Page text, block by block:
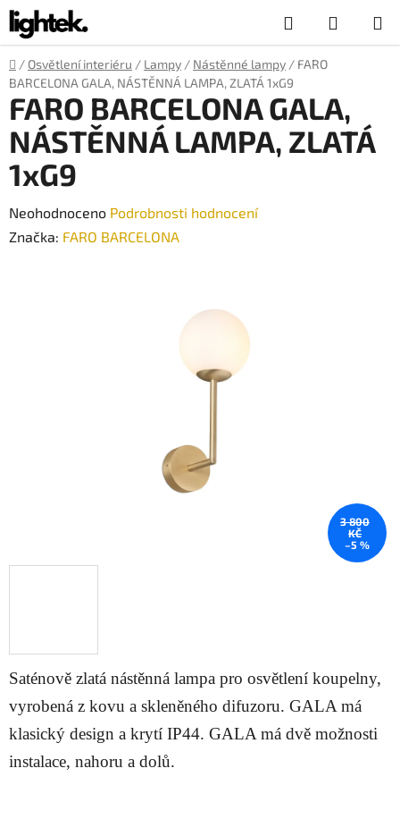
Přejít
na
obsah
Hledat
KOŠÍK
Domů
/ Osvětlení interiéru / Lampy / Nástěnné lampy / FARO
BARCELONA GALA, NÁSTĚNNÁ LAMPA, ZLATÁ 1xG9
Saténově zlatá nástěnná lampa pro osvětlení koupelny,
vyrobená z kovu a skleněného difuzoru. GALA má
klasický design a krytí IP44. GALA má dvě možnosti
instalace, nahoru a dolů.
FARO BARCELONA GALA,
NÁSTĚNNÁ LAMPA, ZLATÁ
1xG9
Průměrné
hodnocení
Neohodnoceno Podrobnosti hodnocení
Značka: FARO BARCELONA
3 800
KČ
–5 %